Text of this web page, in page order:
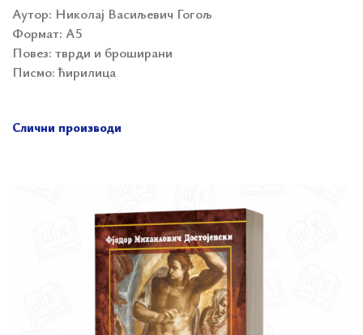
Аутор: Николај Васиљевич Гогољ
Формат: А5
Повез: тврди и броширани
Писмо: ћирилица
Слични производи